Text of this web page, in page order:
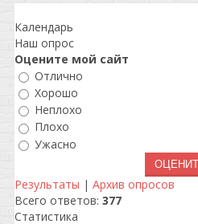
Календарь
Наш опрос
Оцените мой сайт
Отлично
Хорошо
Неплохо
Плохо
Ужасно
Результаты | Архив опросов
Всего ответов: 377
Статистика